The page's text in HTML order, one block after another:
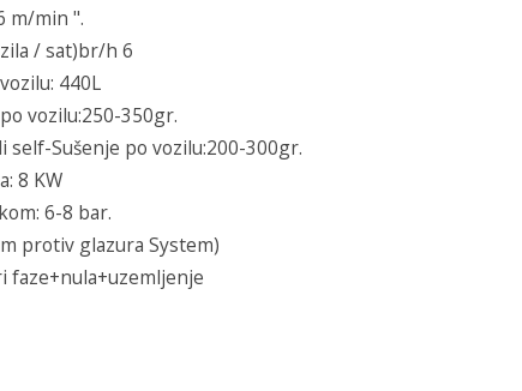
m/min ".
/ sat)br/h 6
440L
vozilu:250-350gr.
self-Sušenje po vozilu:200-300gr.
8 KW
6-8 bar.
protiv glazura System)
faze+nula+uzemljenje